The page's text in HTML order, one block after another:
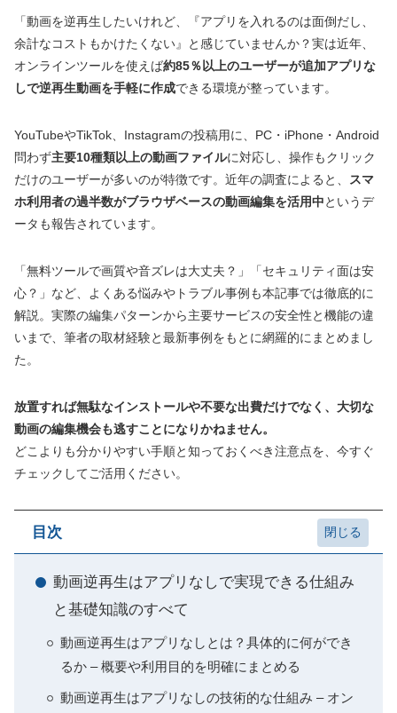
「動画を逆再生したいけれど、『アプリを入れるのは面倒だし、
余計なコストもかけたくない』と感じていませんか？実は近年、
オンラインツールを使えば約85％以上のユーザーが追加アプリな
しで逆再生動画を手軽に作成できる環境が整っています。
YouTubeやTikTok、Instagramの投稿用に、PC・iPhone・Android
問わず主要10種類以上の動画ファイルに対応し、操作もクリック
だけのユーザーが多いのが特徴です。近年の調査によると、
スマ
ホ利用者の過半数がブラウザベースの動画編集を活用中というデ
ータも報告されています。
「無料ツールで画質や音ズレは大丈夫？」「セキュリティ面は安
心？」など、よくある悩みやトラブル事例も本記事では徹底的に
解説。実際の編集パターンから主要サービスの安全性と機能の違
いまで、筆者の取材経験と最新事例をもとに網羅的にまとめまし
た。
放置すれば無駄なインストールや不要な出費だけでなく、大切な
動画の編集機会も逃すことになりかねません。
どこよりも分かりやすい手順と知っておくべき注意点を、今すぐ
チェックしてご活用ください。
目次
動画逆再生はアプリなしで実現できる仕組み
と基礎知識のすべて
動画逆再生はアプリなしとは？具体的に何ができ
るか – 概要や利用目的を明確にまとめる
動画逆再生はアプリなしの技術的な仕組み – オン